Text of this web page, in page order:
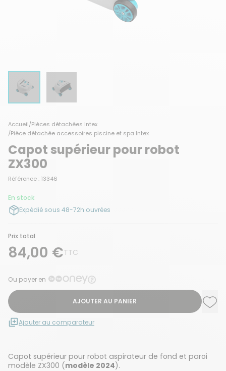
Accueil/Pièces détachées Intex
/Pièce détachée accessoires piscine et spa Intex
Capot supérieur pour robot
ZX300
Référence : 13346
En stock
Expédié sous 48-72h ouvrées
Prix total
84,00 €TTC
Ou payer en
AJOUTER AU PANIER
Ajouter au comparateur
Capot supérieur pour robot aspirateur de fond et paroi
modèle ZX300 (modèle 2024).